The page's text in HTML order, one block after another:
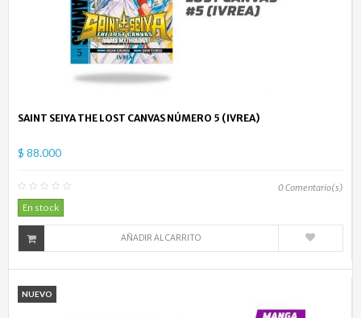
SAINT SEIYA THE LOST CANVAS NÚMERO 5 (IVREA)
$ 88.000
0Comentario(s)
En stock
AÑADIR AL CARRITO
NUEVO